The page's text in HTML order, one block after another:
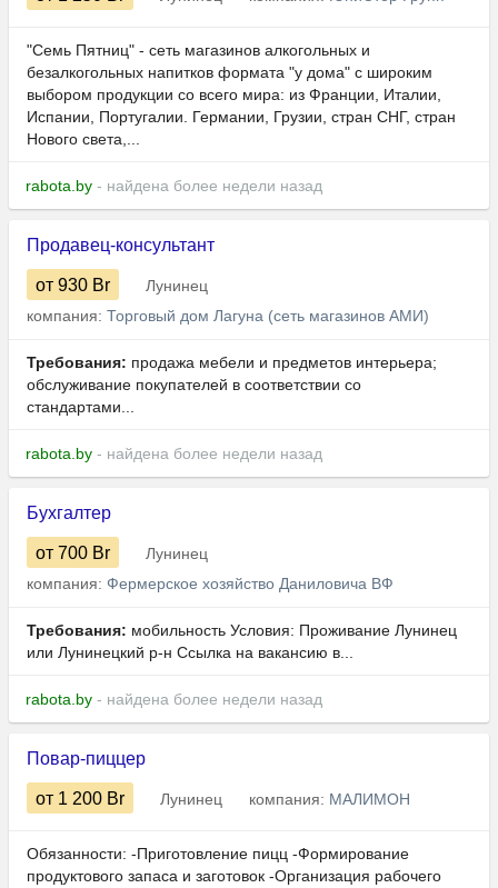
"Семь Пятниц" - сеть магазинов алкогольных и
безалкогольных напитков формата "у дома" с широким
выбором продукции со всего мира: из Франции, Италии,
Испании, Португалии. Германии, Грузии, стран СНГ, стран
Нового света,...
rabota.by - найдена более недели назад
Продавец-консультант
от 930 Br
Лунинец
компания: Торговый дом Лагуна (сеть магазинов АМИ)
Требования: продажа мебели и предметов интерьера;
обслуживание покупателей в соответствии со
стандартами...
rabota.by - найдена более недели назад
Бухгалтер
от 700 Br
Лунинец
компания: Фермерское хозяйство Даниловича ВФ
Требования: мобильность Условия: Проживание Лунинец
или Лунинецкий р-н Ссылка на вакансию в...
rabota.by - найдена более недели назад
Повар-пиццер
от 1 200 Br Лунинец компания: МАЛИМОН
Обязанности: -Приготовление пицц -Формирование
продуктового запаса и заготовок -Организация рабочего